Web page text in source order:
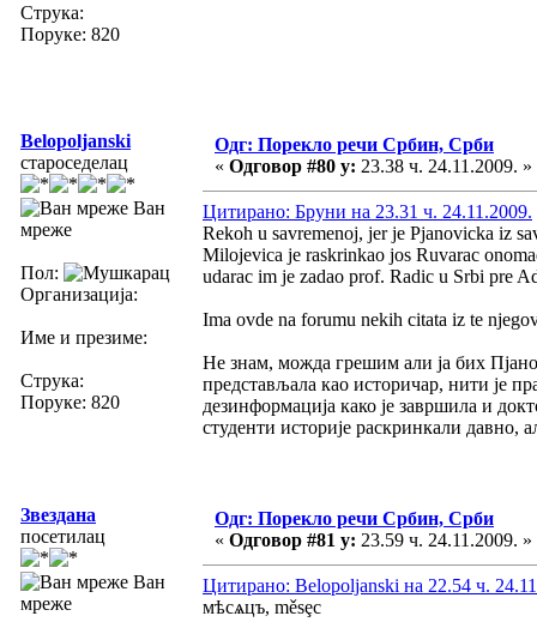
Струка:
Поруке: 820
Belopoljanski
староседелац
Ван
мреже
Пол:
Организација:
Име и презиме:
Струка:
Поруке: 820
Одг: Порекло речи Србин, Срби
« Одговор #80 у: 23.38 ч. 24.11.2009. »
Цитирано: Бруни на 23.31 ч. 24.11.2009.
Rekoh u savremenoj, jer je Pjanovicka iz
Milojevica je raskrinkao jos Ruvarac
udarac im je zadao prof. Radic u Srbi pre
Ima ovde na forumu nekih citata iz te
Не знам, можда грешим али ја бих
представљала као историчар, нити је
дезинформација како је завршила и
студенти историје раскринкали давно,
Звездана
посетилац
Ван
мреже
Одг: Порекло речи Србин, Срби
« Одговор #81 у: 23.59 ч. 24.11.2009. »
Цитирано: Belopoljanski на 22.54 ч.
мѣсѧцъ, měsȩc